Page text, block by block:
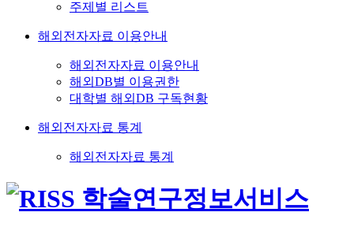
주제별 리스트
해외전자자료 이용안내
해외전자자료 이용안내
해외DB별 이용권한
대학별 해외DB 구독현황
해외전자자료 통계
해외전자자료 통계